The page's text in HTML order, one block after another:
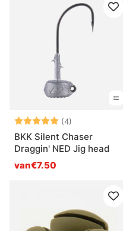
Beoordeling:
(4)
BKK Silent Chaser
Draggin' NED Jig head
van€7.50